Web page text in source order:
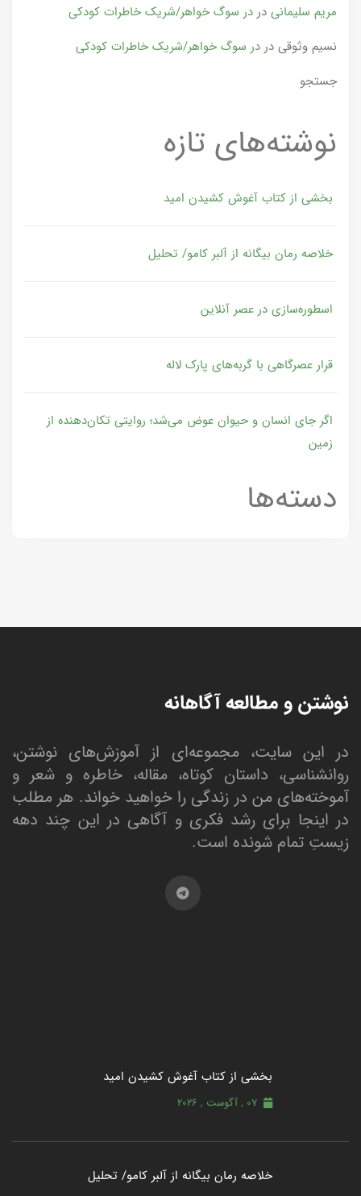
مریم سلیمانی در در سوگ خواهر/شریک خاطرات کودکی
نسیم وثوقی در در سوگ خواهر/شریک خاطرات کودکی
جستجو
نوشته‌های تازه
بخشی از کتاب آغوش کشیدن امید
خلاصه رمان بیگانه از آلبر کامو/ تحلیل
اسطوره‌سازی در عصر آنلاین
قرار عصرگاهی با گربه‌های پارک لاله
اگر جای انسان و حیوان عوض می‌شد؛ روایتی تکان‌دهنده از
زمین
دسته‌ها
نوشتن و مطالعه آگاهانه
در این سایت، مجموعه‌ای از آموزش‌های نوشتن،
روانشناسی، داستان کوتاه، مقاله، خاطره و شعر و
آموخته‌های من در زندگی را خواهید خواند. هر مطلب
در اینجا برای رشد فکری و آگاهی در این چند دهه
زیستِ تمام شونده است.
بخشی از کتاب آغوش کشیدن امید
07 , آگوست , 2026
خلاصه رمان بیگانه از آلبر کامو/ تحلیل